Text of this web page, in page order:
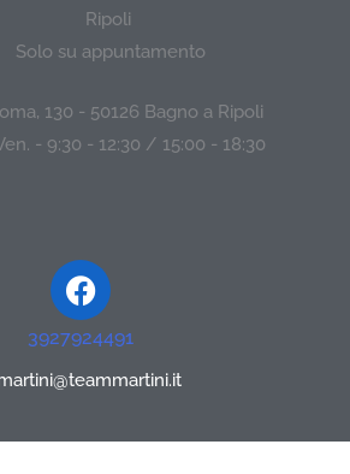
Ripoli
Solo su appuntamento
130 - 50126 Bagno a Ripoli
- 9:30 - 12:30 / 15:00 - 18:30
Facebook
3927924491